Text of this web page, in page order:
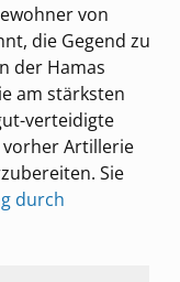
von
die Gegend zu
der Hamas
am stärksten
verteidigte
vorher Artillerie
Sie
durch